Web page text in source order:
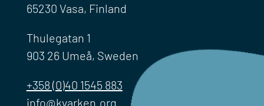
65230 Vasa, Finland
Thulegatan 1
903 26 Umeå, Sweden
+358 (0)40 1545 883
info@kvarken.org